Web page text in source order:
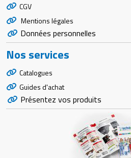
CGV
Mentions légales
Données personnelles
Nos services
Catalogues
Guides d'achat
Présentez vos produits